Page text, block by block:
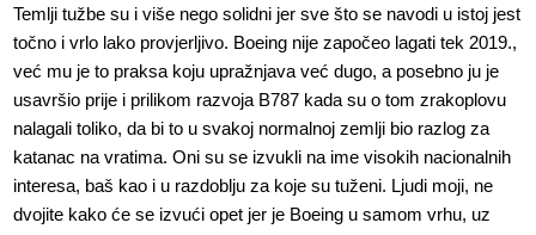
Temlji tužbe su i više nego solidni jer sve što se navodi u istoj jest
točno i vrlo lako provjerljivo. Boeing nije započeo lagati tek 2019.,
već mu je to praksa koju upražnjava već dugo, a posebno ju je
usavršio prije i prilikom razvoja B787 kada su o tom zrakoplovu
nalagali toliko, da bi to u svakoj normalnoj zemlji bio razlog za
katanac na vratima. Oni su se izvukli na ime visokih nacionalnih
interesa, baš kao i u razdoblju za koje su tuženi. Ljudi moji, ne
dvojite kako će se izvući opet jer je Boeing u samom vrhu, uz